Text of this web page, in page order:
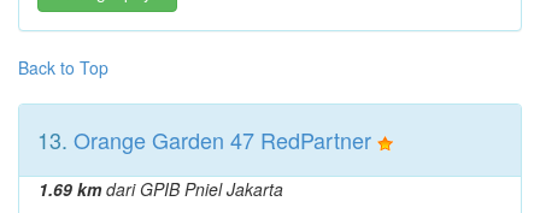
Back to Top
13. Orange Garden 47 RedPartner
1.69 kmdari GPIB Pniel Jakarta